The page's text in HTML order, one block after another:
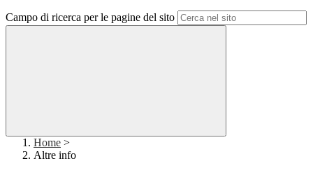
Campo di ricerca per le pagine del sito
Home >
Altre info